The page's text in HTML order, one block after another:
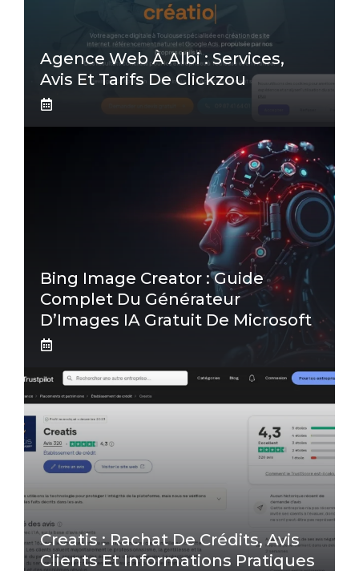
Agence Web À Albi : Services,
Avis Et Tarifs De Clickzou
Bing Image Creator : Guide
Complet Du Générateur
D’Images IA Gratuit De Microsoft
Creatis : Rachat De Crédits, Avis
Clients Et Informations Pratiques